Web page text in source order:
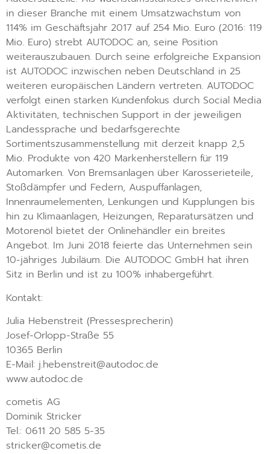
in dieser Branche mit einem Umsatzwachstum von
114% im Geschäftsjahr 2017 auf 254 Mio. Euro (2016: 119
Mio. Euro) strebt AUTODOC an, seine Position
weiterauszubauen. Durch seine erfolgreiche Expansion
ist AUTODOC inzwischen neben Deutschland in 25
weiteren europäischen Ländern vertreten. AUTODOC
verfolgt einen starken Kundenfokus durch Social Media
Aktivitäten, technischen Support in der jeweiligen
Landessprache und bedarfsgerechte
Sortimentszusammenstellung mit derzeit knapp 2,5
Mio. Produkte von 420 Markenherstellern für 119
Automarken. Von Bremsanlagen über Karosserieteile,
Stoßdämpfer und Federn, Auspuffanlagen,
Innenraumelementen, Lenkungen und Kupplungen bis
hin zu Klimaanlagen, Heizungen, Reparatursätzen und
Motorenöl bietet der Onlinehändler ein breites
Angebot. Im Juni 2018 feierte das Unternehmen sein
10-jähriges Jubiläum. Die AUTODOC GmbH hat ihren
Sitz in Berlin und ist zu 100% inhabergeführt.
Kontakt:
Julia Hebenstreit (Pressesprecherin)
Josef-Orlopp-Straße 55
10365 Berlin
E-Mail: j.hebenstreit@autodoc.de
www.autodoc.de
cometis AG
Dominik Stricker
Tel.: 0611 20 585 5-35
stricker@cometis.de